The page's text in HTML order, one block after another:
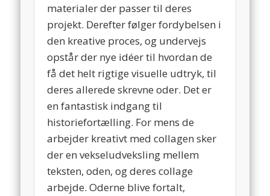
materialer der passer til deres
projekt. Derefter følger fordybelsen i
den kreative proces, og undervejs
opstår der nye idéer til hvordan de
få det helt rigtige visuelle udtryk, til
deres allerede skrevne oder. Det er
en fantastisk indgang til
historiefortælling. For mens de
arbejder kreativt med collagen sker
der en vekseludveksling mellem
teksten, oden, og deres collage
arbejde. Oderne blive fortalt,